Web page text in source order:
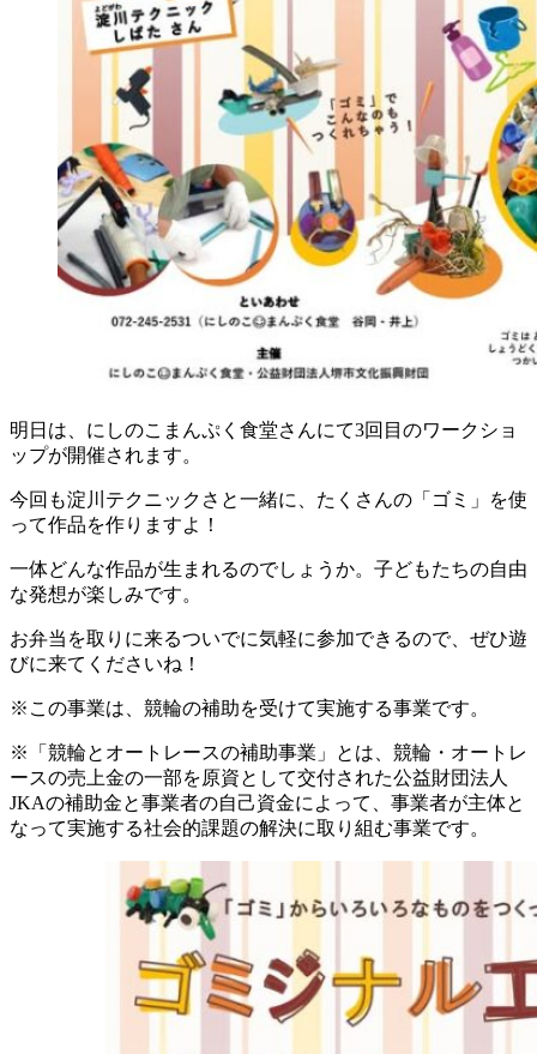
明日は、にしのこまんぷく食堂さんにて3回目のワークショ
ップが開催されます。
今回も淀川テクニックさと一緒に、たくさんの「ゴミ」を使
って作品を作りますよ！
一体どんな作品が生まれるのでしょうか。子どもたちの自由
な発想が楽しみです。
お弁当を取りに来るついでに気軽に参加できるので、ぜひ遊
びに来てくださいね！
※この事業は、競輪の補助を受けて実施する事業です。
※「競輪とオートレースの補助事業」とは、競輪・オートレ
ースの売上金の一部を原資として交付された公益財団法人
JKAの補助金と事業者の自己資金によって、事業者が主体と
なって実施する社会的課題の解決に取り組む事業です。